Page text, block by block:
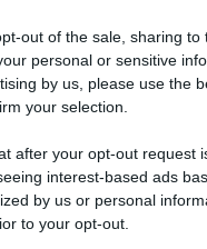
out of the sale, sharing to
personal or sensitive
by us, please use the
your selection.
after your opt-out request
interest-based ads
by us or personal
to your opt-out.